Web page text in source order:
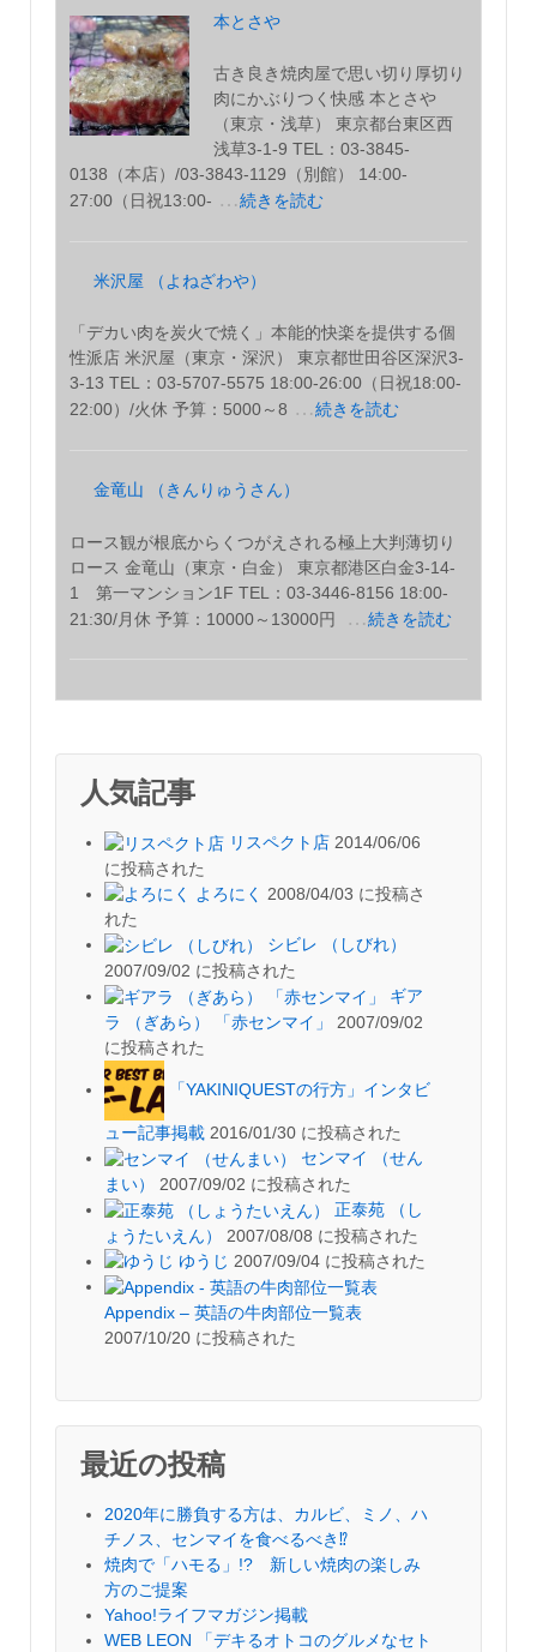
本とさや
古き良き焼肉屋で思い切り厚切り
肉にかぶりつく快感 本とさや
（東京・浅草） 東京都台東区西
浅草3-1-9 TEL：03-3845-
0138（本店）/03-3843-1129（別館） 14:00-
27:00（日祝13:00- …続きを読む
米沢屋 （よねざわや）
「デカい肉を炭火で焼く」本能的快楽を提供する個
性派店 米沢屋（東京・深沢） 東京都世田谷区深沢3-
3-13 TEL：03-5707-5575 18:00-26:00（日祝18:00-
22:00）/火休 予算：5000～8 …続きを読む
金竜山 （きんりゅうさん）
ロース観が根底からくつがえされる極上大判薄切り
ロース 金竜山（東京・白金） 東京都港区白金3-14-
1 第一マンション1F TEL：03-3446-8156 18:00-
21:30/月休 予算：10000～13000円
…続きを読む
人気記事
リスペクト店 2014/06/06
に投稿された
よろにく
2008/04/03 に投稿さ
れた
シビレ （しびれ）
2007/09/02 に投稿された
ギア
ラ （ぎあら） 「赤センマイ」
2007/09/02
に投稿された
「YAKINIQUESTの行方」インタビ
ュー記事掲載 2016/01/30 に投稿された
センマイ （せん
まい）
2007/09/02 に投稿された
正泰苑 （し
ょうたいえん）
2007/08/08 に投稿された
ゆうじ 2007/09/04 に投稿された
Appendix – 英語の牛肉部位一覧表
2007/10/20 に投稿された
最近の投稿
2020年に勝負する方は、カルビ、ミノ、ハ
チノス、センマイを食べるべき⁉︎
焼肉で「ハモる」!? 新しい焼肉の楽しみ
方のご提案
Yahoo!ライフマガジン掲載
WEB LEON 「デキるオトコのグルメなセト